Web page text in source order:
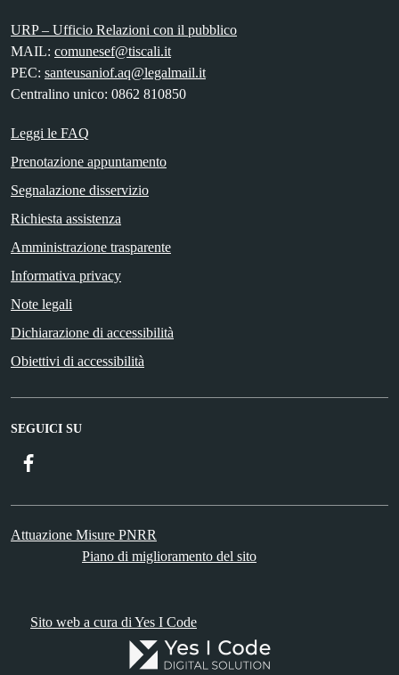
URP – Ufficio Relazioni con il pubblico
MAIL: comunesef@tiscali.it
PEC: santeusaniof.aq@legalmail.it
Centralino unico: 0862 810850
Leggi le FAQ
Prenotazione appuntamento
Segnalazione disservizio
Richiesta assistenza
Amministrazione trasparente
Informativa privacy
Note legali
Dichiarazione di accessibilità
Obiettivi di accessibilità
SEGUICI SU
Attuazione Misure PNRR
Piano di miglioramento del sito
Sito web a cura di Yes I Code